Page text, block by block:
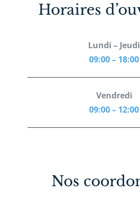
Horaires
Lundi – Jeudi
09:00 – 18:00
Vendredi
09:00 – 12:00
Nos